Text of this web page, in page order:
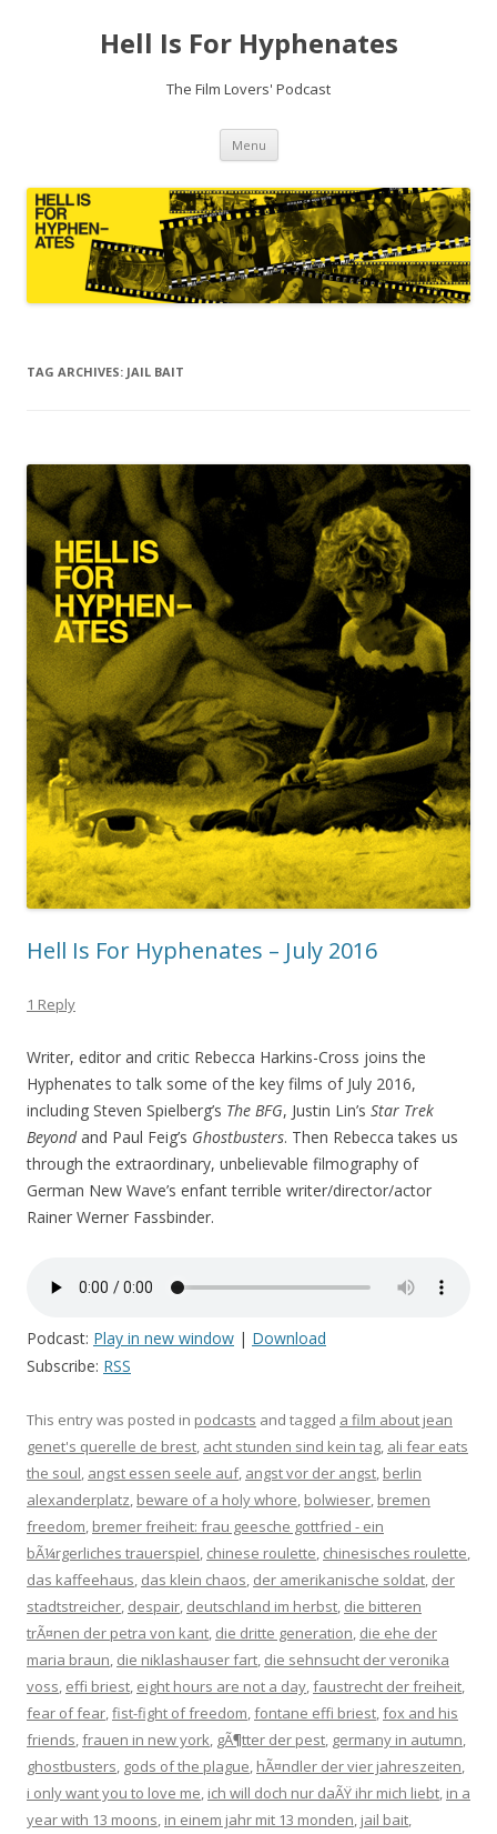
Hell Is For Hyphenates
The Film Lovers' Podcast
Menu Skip
content
TAG ARCHIVES: JAIL BAIT
Hell Is For Hyphenates – July 2016
1 Reply
Writer, editor and critic Rebecca Harkins-Cross joins the
Hyphenates to talk some of the key films of July 2016,
including Steven Spielberg’s The BFG, Justin Lin’s Star Trek
Beyondand Paul Feig’s Ghostbusters. Then Rebecca takes us
through the extraordinary, unbelievable filmography of
German New Wave’s enfant terrible writer/director/actor
Rainer Werner Fassbinder.
Podcast: Play in new window | Download
Subscribe: RSS
This entry was posted in podcasts and tagged a film about jean
genet's querelle de brest, acht stunden sind kein tag, ali fear eats
the soul, angst essen seele auf, angst vor der angst, berlin
alexanderplatz, beware of a holy whore, bolwieser, bremen
freedom, bremer freiheit: frau geesche gottfried - ein
bÃ¼rgerliches trauerspiel, chinese roulette, chinesisches roulette,
das kaffeehaus, das klein chaos, der amerikanische soldat, der
stadtstreicher, despair, deutschland im herbst, die bitteren
trÃ¤nen der petra von kant, die dritte generation, die ehe der
maria braun, die niklashauser fart, die sehnsucht der veronika
voss, effi briest, eight hours are not a day,faustrecht der freiheit,
fear of fear,fist-fight of freedom,fontane effi briest,fox and his
friends,frauen in new york, gÃ¶tter der pest, germany in autumn,
ghostbusters, gods of the plague, hÃ¤ndler der vier jahreszeiten,
i only want you to love me, ich will doch nur daÃŸ ihr mich liebt, in a
year with 13 moons, in einem jahr mit 13 monden, jail bait,